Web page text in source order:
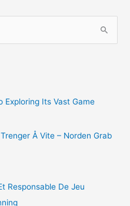
Exploring Its Vast Game
Å Vite – Norden Grab
Responsable De Jeu